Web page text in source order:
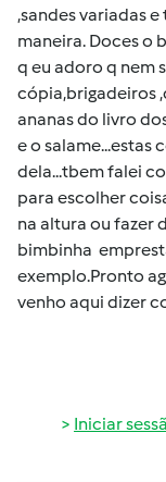
,sandes variadas
maneira. Doces o
q eu adoro q nem
cópia,brigadeiros
ananas do livro
e o salame...estas
dela...tbem falei
para escolher
na altura ou fazer
bimbinha
exemplo.Pronto
venho aqui dizer
Iniciar